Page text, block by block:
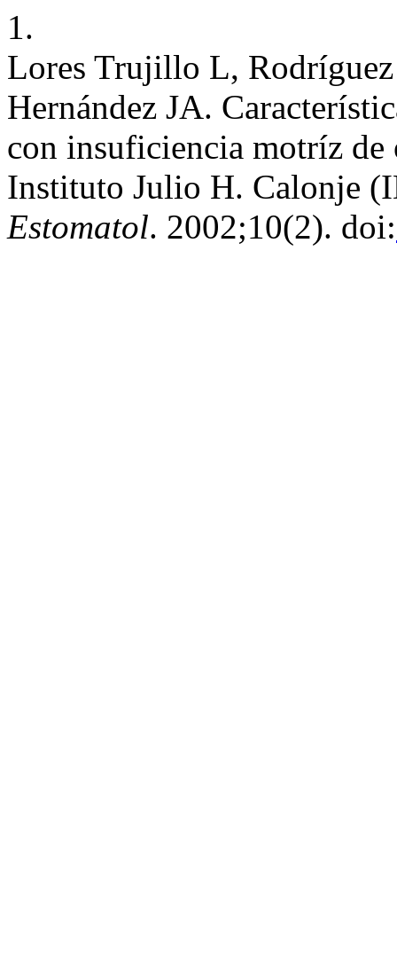
1.
Lores Trujillo L,
Hernández JA.
con insuficiencia motríz
Instituto Julio H. Calonje
Estomatol. 2002;10(2). doi: